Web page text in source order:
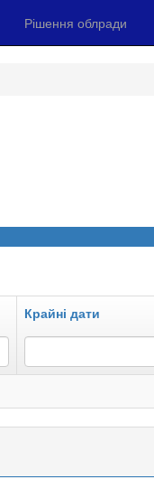
Рішення облради
Крайні дати